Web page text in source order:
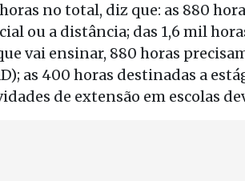
no total, diz que: as 880
ou a distância; das 1,6 mil
vai ensinar, 880 horas
as 400 horas destinadas a
de extensão em escolas